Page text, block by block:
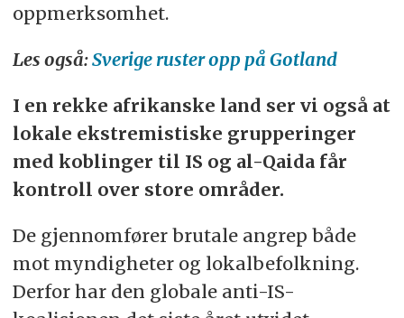
oppmerksomhet.
Les også:Sverige ruster opp på Gotland
I en rekke afrikanske land ser vi også at
lokale ekstremistiske grupperinger
med koblinger til IS og al-Qaida får
kontroll over store områder.
De gjennomfører brutale angrep både
mot myndigheter og lokalbefolkning.
Derfor har den globale anti-IS-